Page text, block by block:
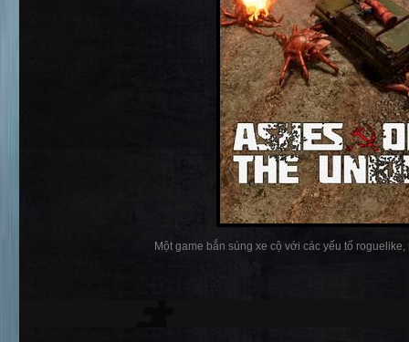
Một game bắn súng xe cộ với các yếu tố roguelike,